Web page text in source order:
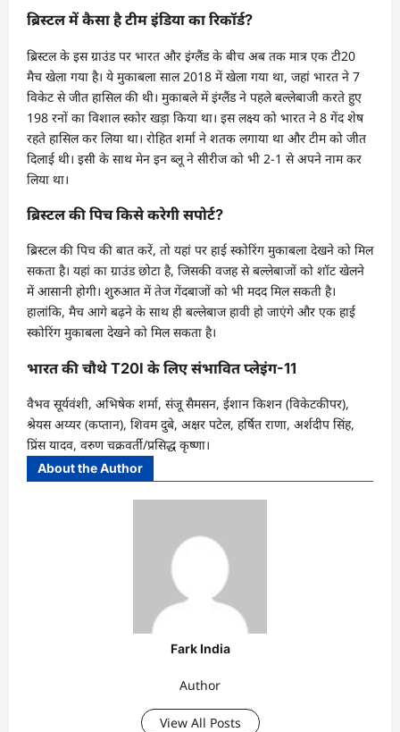
ब्रिस्टल में कैसा है टीम इंडिया का रिकॉर्ड?
ब्रिस्टल के इस ग्राउंड पर भारत और इंग्लैंड के बीच अब तक मात्र एक टी20
मैच खेला गया है। ये मुकाबला साल 2018 में खेला गया था, जहां भारत ने 7
विकेट से जीत हासिल की थी। मुकाबले में इंग्लैंड ने पहले बल्लेबाजी करते हुए
198 रनों का विशाल स्कोर खड़ा किया था। इस लक्ष्य को भारत ने 8 गेंद शेष
रहते हासिल कर लिया था। रोहित शर्मा ने शतक लगाया था और टीम को जीत
दिलाई थी। इसी के साथ मेन इन ब्लू ने सीरीज को भी 2-1 से अपने नाम कर
लिया था।
ब्रिस्टल की पिच किसे करेगी सपोर्ट?
ब्रिस्टल की पिच की बात करें, तो यहां पर हाई स्कोरिंग मुकाबला देखने को मिल
सकता है। यहां का ग्राउंड छोटा है, जिसकी वजह से बल्लेबाजों को शॉट खेलने
में आसानी होगी। शुरुआत में तेज गेंदबाजों को भी मदद मिल सकती है।
हालांकि, मैच आगे बढ़ने के साथ ही बल्लेबाज हावी हो जाएंगे और एक हाई
स्कोरिंग मुकाबला देखने को मिल सकता है।
भारत की चौथे T20I के लिए संभावित प्लेइंग-11
वैभव सूर्यवंशी, अभिषेक शर्मा, संजू सैमसन, ईशान किशन (विकेटकीपर),
श्रेयस अय्यर (कप्तान), शिवम दुबे, अक्षर पटेल, हर्षित राणा, अर्शदीप सिंह,
प्रिंस यादव, वरुण चक्रवर्ती/प्रसिद्ध कृष्णा।
About the Author
Fark India
Author
View All Posts